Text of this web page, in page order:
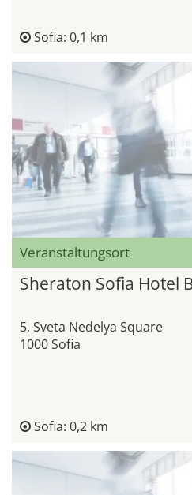
Sofia: 0,1 km
Veranstaltungsort
Sheraton Sofia Hotel
5, Sveta Nedelya Square
1000 Sofia
Sofia: 0,2 km